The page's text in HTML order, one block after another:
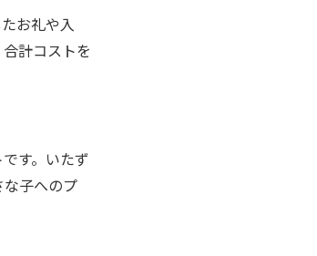
お礼や入
計コストを
す。いたず
子へのプ